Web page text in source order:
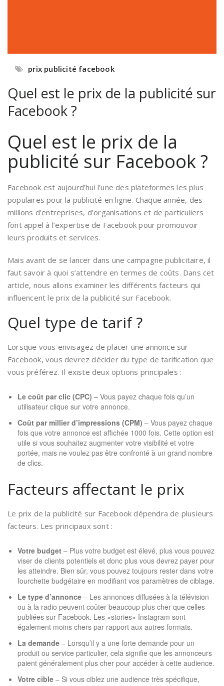
prix publicité facebook
Quel est le prix de la publicité sur
Facebook ?
Quel est le prix de la
publicité sur Facebook ?
Facebook est aujourd’hui l’une des plateformes les plus
populaires pour la publicité en ligne. Chaque année, des
millions d’entreprises, d’organisations et de particuliers
font appel à l’expertise de Facebook pour promouvoir
leurs produits et services.
Mais avant de se lancer dans une campagne publicitaire, il
faut savoir à quoi s’attendre en termes de coûts. Dans cet
article, nous allons examiner les différents facteurs qui
influencent le prix de la publicité sur Facebook.
Quel type de tarif ?
Lorsque vous envisagez de placer une annonce sur
Facebook, vous devrez décider du type de tarification que
vous préférez. Il existe deux options principales :
Le coût par clic (CPC) – Vous payez chaque fois qu’un
utilisateur clique sur votre annonce.
Coût par millier d’impressions (CPM) – Vous payez chaque
fois que votre annonce est affichée 1000 fois. Cette option est
utile si vous souhaitez augmenter votre visibilité et votre
portée, mais ne voulez pas être confronté à un grand nombre
de clics.
Facteurs affectant le prix
Le prix de la publicité sur Facebook dépendra de plusieurs
facteurs. Les principaux sont :
Votre budget – Plus votre budget est élevé, plus vous pouvez
viser de clients potentiels et donc plus vous devrez payer pour
les atteindre. Bien sûr, vous pouvez toujours rester dans votre
fourchette budgétaire en modifiant vos paramètres de ciblage.
Le type d’annonce – Les annonces diffusées à la télévision
ou à la radio peuvent coûter beaucoup plus cher que celles
publiées sur Facebook. Les «stories» Instagram sont
également moins chers par rapport aux autres formats.
La demande – Lorsqu’il y a une forte demande pour un
produit ou service particulier, cela signifie que les annonceurs
paient généralement plus cher pour accéder à cette audience.
Votre cible – Si vous ciblez une audience très spécifique,